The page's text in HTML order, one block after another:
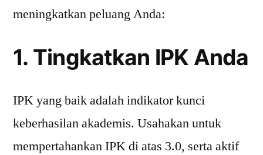
meningkatkan peluang Anda:
1. Tingkatkan IPK Anda
IPK yang baik adalah indikator kunci
keberhasilan akademis. Usahakan untuk
mempertahankan IPK di atas 3.0, serta aktif